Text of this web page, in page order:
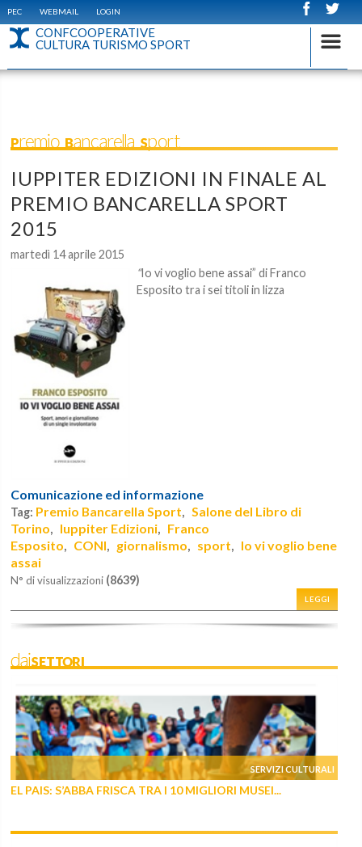
PEC WEBMAIL LOGIN
CONFCOOPERATIVE
CULTURA TURISMO SPORT
Premio Bancarella Sport
IUPPITER EDIZIONI IN FINALE AL
PREMIO BANCARELLA SPORT
2015
martedì 14 aprile 2015
“Io vi voglio bene assai” di Franco
Esposito tra i sei titoli in lizza
Comunicazione ed informazione
Tag: Premio Bancarella Sport,Salone del Libro di
Torino, Iuppiter Edizioni, Franco
Esposito, CONI, giornalismo, sport, Io vi voglio bene
assai
N° di visualizzazioni (8639)
LEGGI
daiSETTORI
SERVIZI CULTURALI
EL PAIS: S’ABBA FRISCA TRA I 10 MIGLIORI MUSEI...